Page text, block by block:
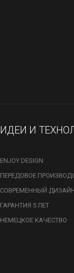
ИДЕИ И
ENJOY DESIGN
ПЕРЕДОВОЕ
СОВРЕМЕННЫЙ
ГАРАНТИЯ 5 ЛЕТ
НЕМЕЦКОЕ КАЧЕСТВО